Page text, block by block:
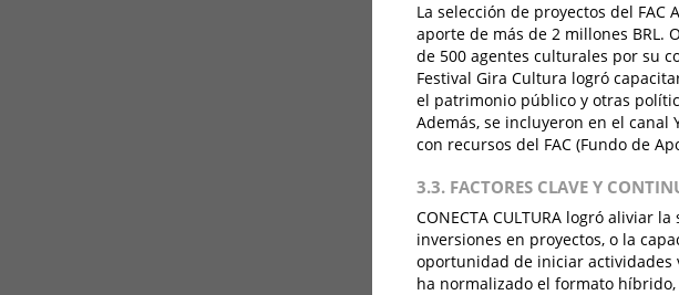
La selección de proyectos del
aporte de más de 2 millones BRL.
de 500 agentes culturales por su
Festival Gira Cultura logró
el patrimonio público y otras
Además, se incluyeron en el canal
con recursos del FAC (Fundo de
3.3. FACTORES CLAVE Y
CONECTA CULTURA logró aliviar
inversiones en proyectos, o la
oportunidad de iniciar actividades
ha normalizado el formato